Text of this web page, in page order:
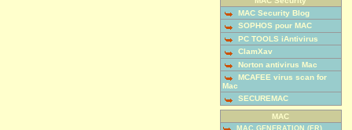
MAC Security Blog
SOPHOS pour MAC
PC TOOLS iAntivirus
ClamXav
Norton antivirus Mac
MCAFEE virus scan for
Mac
SECUREMAC
MAC
MAC GENERATION (FR)